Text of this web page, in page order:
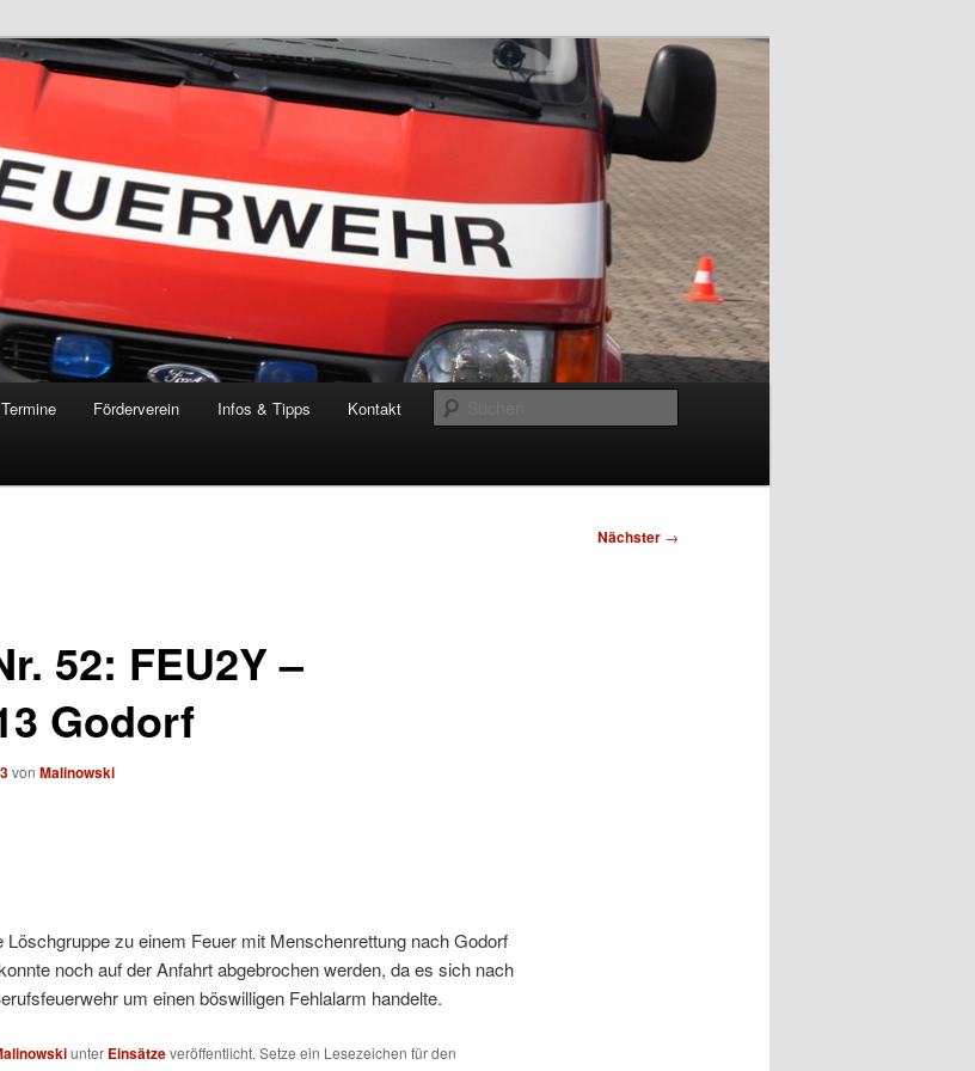
Termine Förderverein Infos & Tipps Kontakt
Nächster →
52: FEU2Y –
Godorf
von Malinowski
Löschgruppe zu einem Feuer mit Menschenrettung nach Godorf
noch auf der Anfahrt abgebrochen werden, da es sich nach
um einen böswilligen Fehlalarm handelte.
unter Einsätzeveröffentlicht. Setze ein Lesezeichen für den